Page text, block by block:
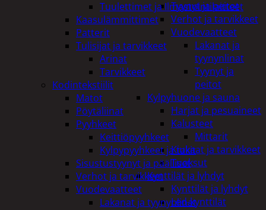
Tyynyt ja peitot
Verhot ja tarvikkeet
Vuodevaatteet
Lakanat ja
tyynynlinat
Tyynyt ja
peitot
Kylpyhuone ja sauna
Harjat ja pesuaineet
Kalusteet
Mittarit
Kiukaat ja tarvikkeet
Tuoksut
Kynttilät ja lyhdyt
Kynttilät ja lyhdyt
Led-kynttilät
Tuulettimet ja Ilmastointilaitteet
Kaasulämmittimet
Patterit
Tulisijat ja tarvikkeet
Arinat
Tarvikkeet
Kodintekstiilit
Matot
Pöytäliinat
Pyyhkeet
Keittiöpyyhkeet
Kylpypyyhkeet ja takit
Sisustustyynyt ja päälliset
Verhot ja tarvikkeet
Vuodevaatteet
Lakanat ja tyynynlinat